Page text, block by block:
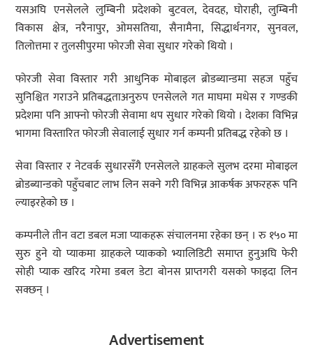
यसअघि एनसेलले लुम्बिनी प्रदेशको बुटवल, देवदह, घोराही, लुम्बिनी
विकास क्षेत्र, नरैनापुर, ओमसतिया, सैनामैना, सिद्धार्थनगर, सुनवल,
तिलोत्तमा र तुलसीपुरमा फोरजी सेवा सुधार गरेको थियो ।
फोरजी सेवा विस्तार गरी आधुनिक मोबाइल ब्रोडब्यान्डमा सहज पहुँच
सुनिश्चित गराउने प्रतिबद्धताअनुरुप एनसेलले गत माघमा मधेस र गण्डकी
प्रदेशमा पनि आफ्नो फोरजी सेवामा थप सुधार गरेको थियो । देशका विभिन्न
भागमा विस्तारित फोरजी सेवालाई सुधार गर्न कम्पनी प्रतिबद्ध रहेको छ ।
सेवा विस्तार र नेटवर्क सुधारसँगै एनसेलले ग्राहकले सुलभ दरमा मोबाइल
ब्रोडब्यान्डको पहुँचबाट लाभ लिन सक्ने गरी विभिन्न आकर्षक अफरहरू पनि
ल्याइरहेको छ ।
कम्पनीले तीन वटा डबल मजा प्याकहरू संचालनमा रहेका छन् । रु १५० मा
सुरु हुने यो प्याकमा ग्राहकले प्याकको भ्यालिडिटी समाप्त हुनुअघि फेरी
सोही प्याक खरिद गरेमा डबल डेटा बोनस प्राप्तगरी यसको फाइदा लिन
सक्छन् ।
Advertisement